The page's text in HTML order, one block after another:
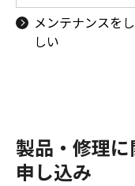
メンテナンスを
しい
製品・修理
申し込み